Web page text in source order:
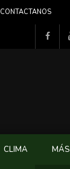
CONTACTANOS
CLIMA MÁS